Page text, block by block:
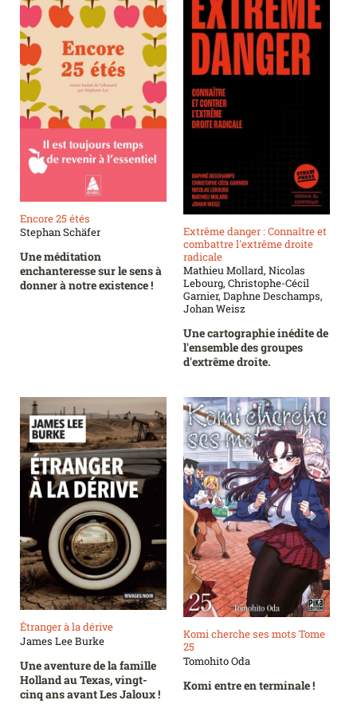
Encore 25 étés
Stephan Schäfer
Une méditation
enchanteresse sur le sens à
donner à notre existence !
Extrême danger : Connaître et
combattre l'extrême droite
radicale
Mathieu Mollard, Nicolas
Lebourg, Christophe-Cécil
Garnier, Daphne Deschamps,
Johan Weisz
Une cartographie inédite de
l'ensemble des groupes
d'extrême droite.
Étranger à la dérive
James Lee Burke
Une aventure de la famille
Holland au Texas, vingt-
cinq ans avant Les Jaloux !
Komi cherche ses mots Tome
25
Tomohito Oda
Komi entre en terminale !